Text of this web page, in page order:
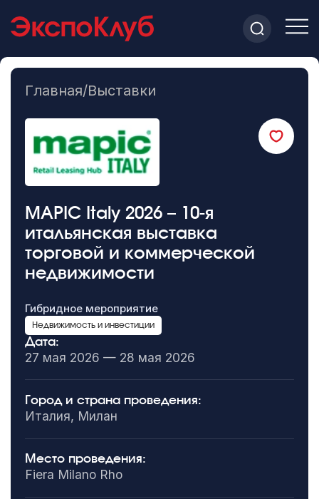
Главная/Выставки
MAPIC Italy 2026 – 10-я
итальянская выставка
торговой и коммерческой
недвижимости
Гибридное мероприятие
Недвижимость и инвестиции
Дата:
27 мая 2026 — 28 мая 2026
Город и страна проведения:
Италия, Милан
Место проведения:
Fiera Milano Rho